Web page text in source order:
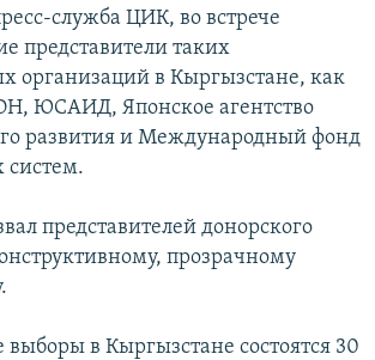
служба ЦИК, во встрече
представители таких
организаций в Кыргызстане, как
ЮСАИД, Японское агентство
развития и Международный фонд
систем.
представителей донорского
прозрачному
в Кыргызстане состоятся 30